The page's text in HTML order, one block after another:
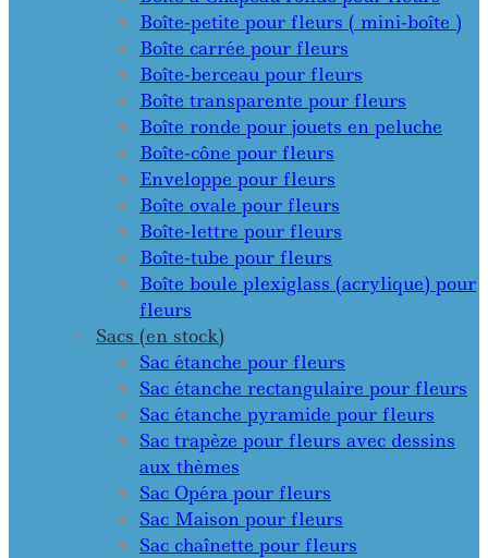
Boîte-petite pour fleurs ( mini-boîte )
Boîte carrée pour fleurs
Boîte-berceau pour fleurs
Boîte transparente pour fleurs
Boîte ronde pour jouets en peluche
Boîte-cône pour fleurs
Enveloppe pour fleurs
Boîte ovale pour fleurs
Boîte-lettre pour fleurs
Boîte-tube pour fleurs
Boîte boule plexiglass (acrylique) pour
fleurs
Sacs (en stock)
Sac étanche pour fleurs
Sac étanche rectangulaire pour fleurs
Sac étanche pyramide pour fleurs
Sac trapèze pour fleurs avec dessins
aux thèmes
Sac Opéra pour fleurs
Sac Maison pour fleurs
Sac chaînette pour fleurs